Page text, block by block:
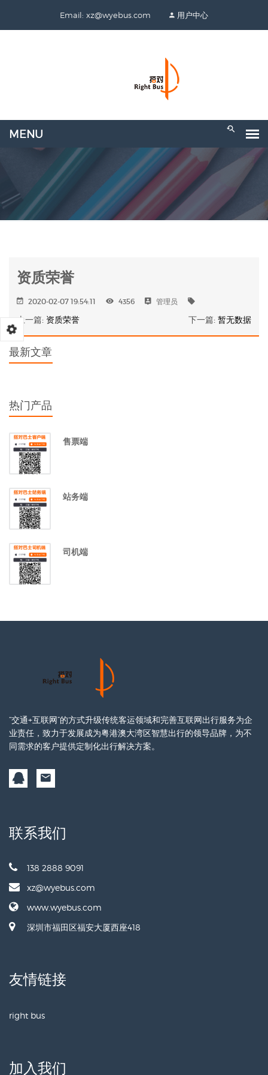
Email: xz@wyebus.com 用户中心
资质荣誉
2020-02-07 19:54:11 4356 管理员
上一篇: 资质荣誉 下一篇: 暂无数据
最新文章
热门产品
售票端
站务端
司机端
“交通+互联网”的方式升级传统客运领域和完善互联网出行服务为企
业责任，致力于发展成为粤港澳大湾区智慧出行的领导品牌，为不
同需求的客户提供定制化出行解决方案。
联系我们
138 2888 9091
xz@wyebus.com
www.wyebus.com
深圳市福田区福安大厦西座418
友情链接
right bus
加入我们